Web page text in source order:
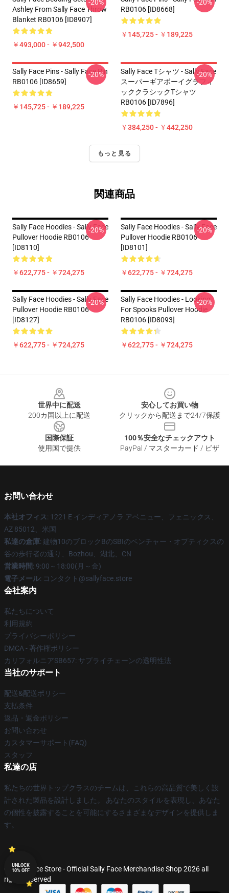
Ashley From Sally Face Throw
Blanket RB0106 [ID8907]
￥493,000 - ￥942,500
-20%
RB0106 [ID8668]
￥145,725 - ￥189,225
-20%
Sally Face Pins - Sally Face Pin
RB0106 [ID8659]
￥145,725 - ￥189,225
-20%
Sally Face Tシャツ - Sally Face
スーパーギアボーイグラフィ
ッククラシックTシャツ
RB0106 [ID7896]
￥384,250 - ￥442,250
-20%
もっと見る
関連商品
Sally Face Hoodies - Sally Face
Pullover Hoodie RB0106
[ID8110]
￥622,775 - ￥724,275
-20%
Sally Face Hoodies - Sally Face
Pullover Hoodie RB0106
[ID8101]
￥622,775 - ￥724,275
-20%
Sally Face Hoodies - Sally Face
Pullover Hoodie RB0106
[ID8127]
￥622,775 - ￥724,275
-20%
Sally Face Hoodies - Looking
For Spooks Pullover Hoodie
RB0106 [ID8093]
￥622,775 - ￥724,275
-20%
世界中に配送
200カ国以上に配送
安心してお買い物
クリックから配送まで24/7保護
国際保証
使用国で提供
100％安全なチェックアウト
PayPal / マスターカード / ビザ
お問い合わせ
本社オフィス: 1221 E インディアノラ アベニュー、フェニックス、
AZ 85012、米国
私達の倉庫: 建物10のブロックBのSBIのベンチャー・オプティクスの
谷の歩行者の通り、Bozhou、湖北、CN
営業時間: 9:00～18:00(月～金)
電子メール: コンタクト@sallyface.store
会社案内
私たちについて
利用規約
プライバシーポリシー
DMCA - 著作権ポリシー
カリフォルニアSB657: サプライチェーンの透明性法
当社のサポート
配送&配送ポリシー
支払条件
返品・返金ポリシー
お問い合わせ
カスタマーサポート(FAQ)
スタッフ
私達の店
私たちの世界トップクラスのチームは、これらの高品質で美しく設
計された製品を設計しました。 あなたのスタイルを表現し、あなた
の個性を披露することを可能にするさまざまなデザインを提供しま
す。
© Sally Face Store - Official Sally Face Merchandise Shop 2026 all
rights reserved
UNLOCK
10% OFF